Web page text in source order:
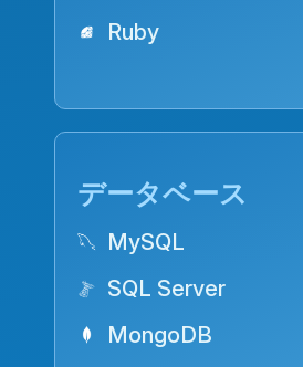
Ruby
データベース
MySQL
SQL Server
MongoDB